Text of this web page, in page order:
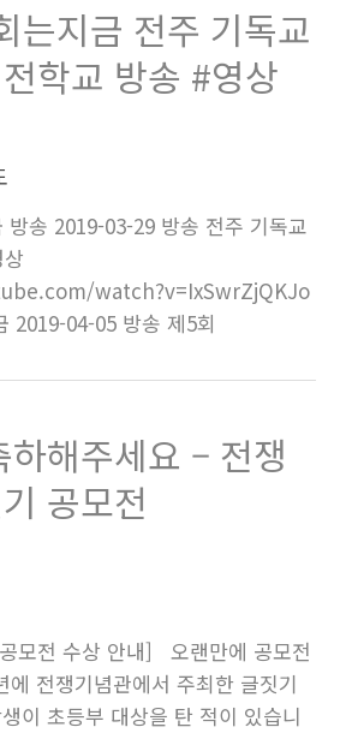
는지금 전주 기독교
학교 방송 #영상
방송 2019-03-29 방송 전주 기독교
watch?v=IxSwrZjQKJo
2019-04-05 방송 제5회
해주세요 – 전쟁
공모전
모전 수상 안내] 오랜만에 공모전
에 전쟁기념관에서 주최한 글짓기
이 초등부 대상을 탄 적이 있습니